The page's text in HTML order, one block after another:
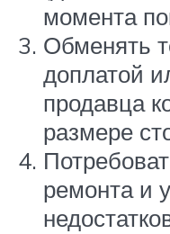
момента
Обменять
доплатой
продавца
размере
ремонта и